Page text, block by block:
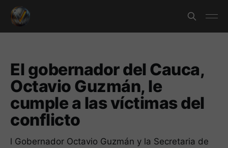
El gobernador del Cauca,
Octavio Guzmán, le
cumple a las víctimas del
conflicto
l Gobernador Octavio Guzmán y la Secretaria de